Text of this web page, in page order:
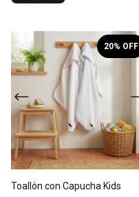
1/5
Toallón con Capucha Kids
20% OFF